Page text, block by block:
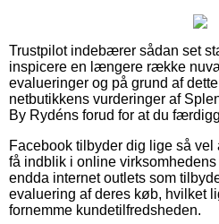
Trustpilot indebærer sådan set
inspicere en længere række
evalueringer og på grund af
netbutikkens vurderinger af
By Rydéns forud for at du
Facebook tilbyder dig lige så
få indblik i online
endda internet outlets som
evaluering af deres køb, hvilket
fornemme kundetilfredsheden.